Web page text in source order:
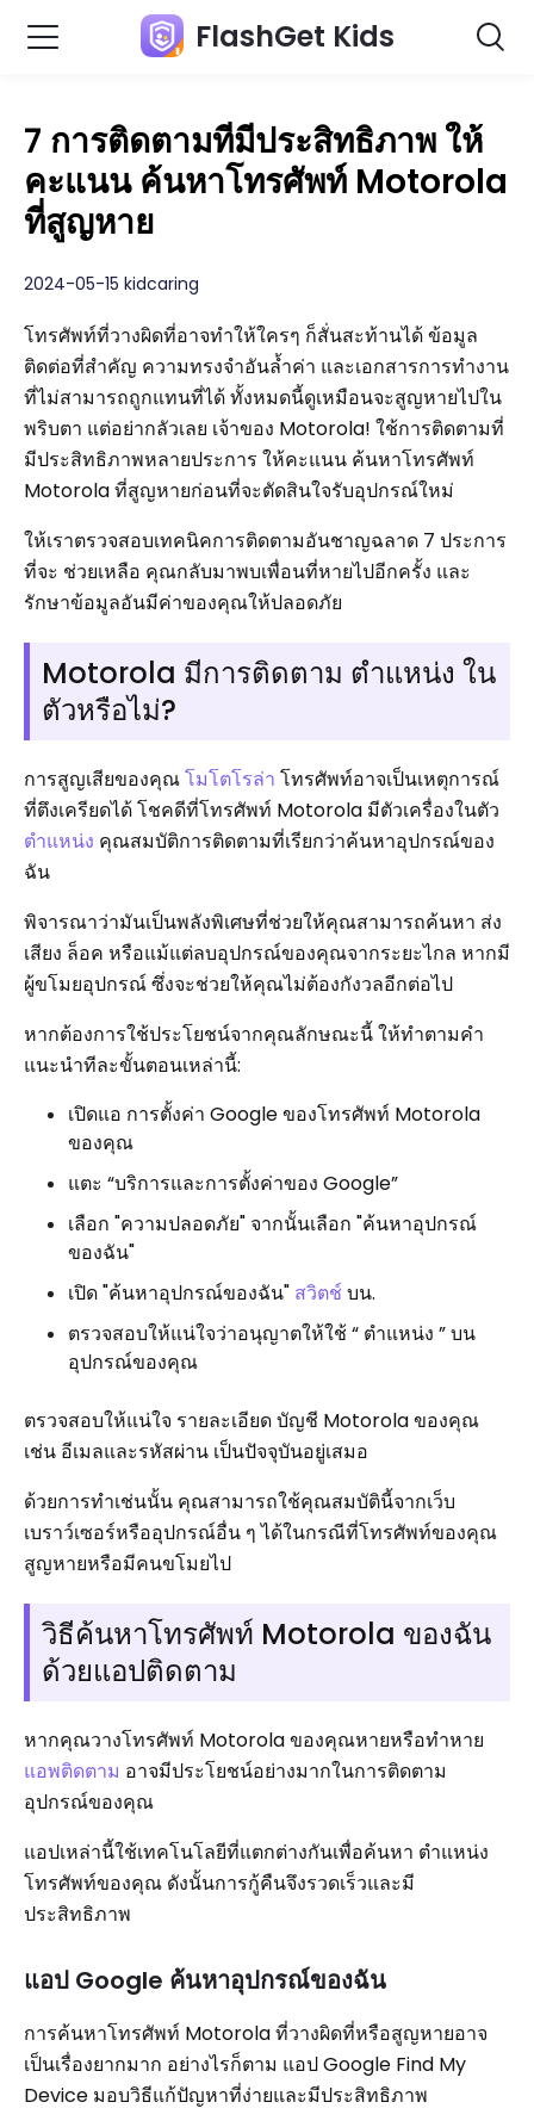
FlashGet Kids
7 การติดตามที่มีประสิทธิภาพ ให้
คะแนน ค้นหาโทรศัพท์ Motorola
ที่สูญหาย
2024-05-15 kidcaring
โทรศัพท์ที่วางผิดที่อาจทำให้ใครๆ ก็สั่นสะท้านได้ ข้อมูล
ติดต่อที่สำคัญ ความทรงจำอันล้ำค่า และเอกสารการทำงาน
ที่ไม่สามารถถูกแทนที่ได้ ทั้งหมดนี้ดูเหมือนจะสูญหายไปใน
พริบตา แต่อย่ากลัวเลย เจ้าของ Motorola! ใช้การติดตามที่
มีประสิทธิภาพหลายประการ ให้คะแนน ค้นหาโทรศัพท์
Motorola ที่สูญหายก่อนที่จะตัดสินใจรับอุปกรณ์ใหม่
ให้เราตรวจสอบเทคนิคการติดตามอันชาญฉลาด 7 ประการ
ที่จะ ช่วยเหลือ คุณกลับมาพบเพื่อนที่หายไปอีกครั้ง และ
รักษาข้อมูลอันมีค่าของคุณให้ปลอดภัย
Motorola มีการติดตาม ตำแหน่ง ใน
ตัวหรือไม่?
การสูญเสียของคุณโมโตโรล่า โทรศัพท์อาจเป็นเหตุการณ์
ที่ตึงเครียดได้ โชคดีที่โทรศัพท์ Motorola มีตัวเครื่องในตัว
ตำแหน่ง คุณสมบัติการติดตามที่เรียกว่าค้นหาอุปกรณ์ของ
ฉัน
พิจารณาว่ามันเป็นพลังพิเศษที่ช่วยให้คุณสามารถค้นหา ส่ง
เสียง ล็อค หรือแม้แต่ลบอุปกรณ์ของคุณจากระยะไกล หากมี
ผู้ขโมยอุปกรณ์ ซึ่งจะช่วยให้คุณไม่ต้องกังวลอีกต่อไป
หากต้องการใช้ประโยชน์จากคุณลักษณะนี้ ให้ทำตามคำ
แนะนำทีละขั้นตอนเหล่านี้:
เปิดแอ การตั้งค่า Google ของโทรศัพท์ Motorola
ของคุณ
แตะ “บริการและการตั้งค่าของ Google”
เลือก "ความปลอดภัย" จากนั้นเลือก "ค้นหาอุปกรณ์
ของฉัน"
เปิด "ค้นหาอุปกรณ์ของฉัน" สวิตช์ บน.
ตรวจสอบให้แน่ใจว่าอนุญาตให้ใช้ “ ตำแหน่ง ” บน
อุปกรณ์ของคุณ
ตรวจสอบให้แน่ใจ รายละเอียด บัญชี Motorola ของคุณ
เช่น อีเมลและรหัสผ่าน เป็นปัจจุบันอยู่เสมอ
ด้วยการทำเช่นนั้น คุณสามารถใช้คุณสมบัตินี้จากเว็บ
เบราว์เซอร์หรืออุปกรณ์อื่น ๆ ได้ในกรณีที่โทรศัพท์ของคุณ
สูญหายหรือมีคนขโมยไป
วิธีค้นหาโทรศัพท์ Motorola ของฉัน
ด้วยแอปติดตาม
หากคุณวางโทรศัพท์ Motorola ของคุณหายหรือทำหาย
แอพติดตาม อาจมีประโยชน์อย่างมากในการติดตาม
อุปกรณ์ของคุณ
แอปเหล่านี้ใช้เทคโนโลยีที่แตกต่างกันเพื่อค้นหา ตำแหน่ง
โทรศัพท์ของคุณ ดังนั้นการกู้คืนจึงรวดเร็วและมี
ประสิทธิภาพ
แอป Google ค้นหาอุปกรณ์ของฉัน
การค้นหาโทรศัพท์ Motorola ที่วางผิดที่หรือสูญหายอาจ
เป็นเรื่องยากมาก อย่างไรก็ตาม แอป Google Find My
Device มอบวิธีแก้ปัญหาที่ง่ายและมีประสิทธิภาพ